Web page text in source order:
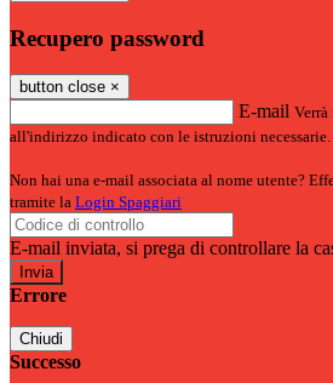
Recupero password
button close ×
E-mail
all'indirizzo indicato con le istruzioni necessarie.
Non hai una e-mail associata al nome utente?
tramite la Login Spaggiari
E-mail inviata, si prega di controllare la
Errore
Chiudi
Successo